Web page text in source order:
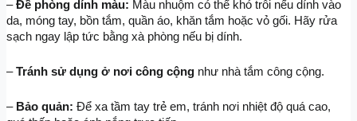
– Đề phòng dính màu: Màu nhuộm có thể khó trôi nếu dính vào
da, móng tay, bồn tắm, quần áo, khăn tắm hoặc vỏ gối. Hãy rửa
sạch ngay lập tức bằng xà phòng nếu bị dính.
– Tránh sử dụng ở nơi công cộng như nhà tắm công cộng.
– Bảo quản: Để xa tầm tay trẻ em, tránh nơi nhiệt độ quá cao,